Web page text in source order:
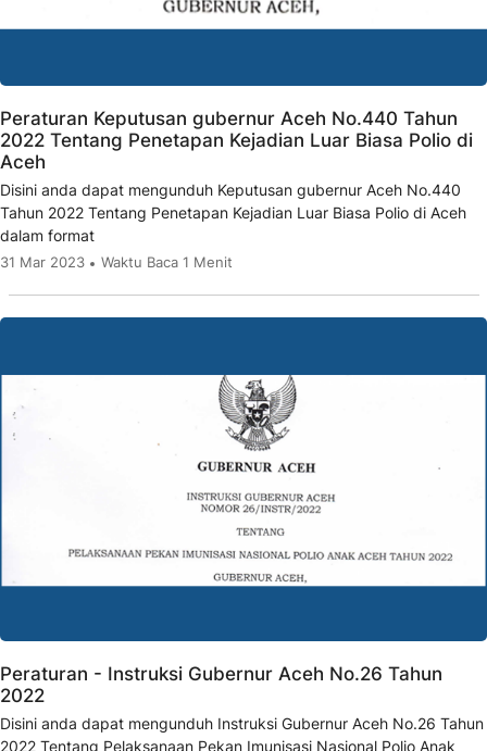
Peraturan Keputusan gubernur Aceh No.440 Tahun
2022 Tentang Penetapan Kejadian Luar Biasa Polio di
Aceh
Disini anda dapat mengunduh Keputusan gubernur Aceh No.440
Tahun 2022 Tentang Penetapan Kejadian Luar Biasa Polio di Aceh
dalam format
31 Mar 2023 Waktu Baca 1 Menit
Peraturan - Instruksi Gubernur Aceh No.26 Tahun
2022
Disini anda dapat mengunduh Instruksi Gubernur Aceh No.26 Tahun
2022 Tentang Pelaksanaan Pekan Imunisasi Nasional Polio Anak